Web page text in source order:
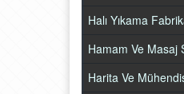
Halı Yıkama
Hamam Ve Masaj
Harita Ve